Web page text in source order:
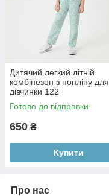
Дитячий легкий літній
комбінезон з попліну для
дівчинки 122
Готово до відправки
650 ₴
Купити
Про нас